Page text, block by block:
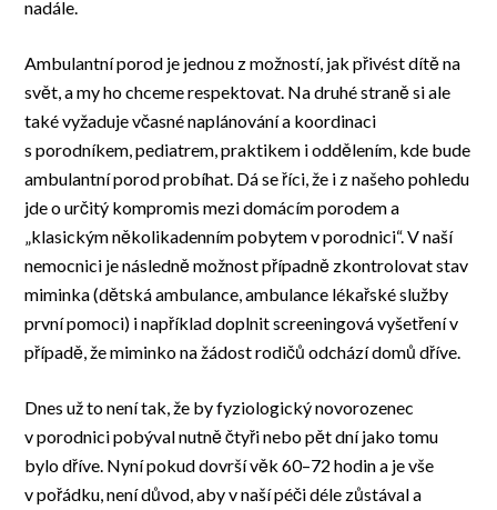
nadále.
Ambulantní porod je jednou z možností, jak přivést dítě na
svět, a my ho chceme respektovat. Na druhé straně si ale
také vyžaduje včasné naplánování a koordinaci
s porodníkem, pediatrem, praktikem i oddělením, kde bude
ambulantní porod probíhat. Dá se říci, že i z našeho pohledu
jde o určitý kompromis mezi domácím porodem a
„klasickým několikadenním pobytem v porodnici“. V naší
nemocnici je následně možnost případně zkontrolovat stav
miminka (dětská ambulance, ambulance lékařské služby
první pomoci) i například doplnit screeningová vyšetření v
případě, že miminko na žádost rodičů odchází domů dříve.
Dnes už to není tak, že by fyziologický novorozenec
v porodnici pobýval nutně čtyři nebo pět dní jako tomu
bylo dříve. Nyní pokud dovrší věk 60–72 hodin a je vše
v pořádku, není důvod, aby v naší péči déle zůstával a